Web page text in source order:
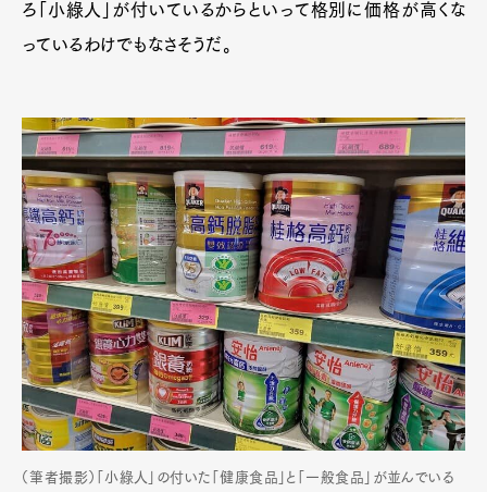
ろ「小綠人」が付いているからといって格別に価格が高くな
っているわけでもなさそうだ。
（筆者撮影）「小綠人」の付いた「健康食品」と「一般食品」が並んでいる